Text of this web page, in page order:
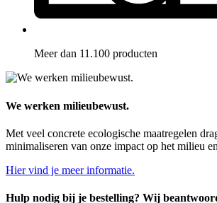
Meer dan 11.100 producten
We werken milieubewust.
Met veel concrete ecologische maatregelen
minimaliseren van onze impact op het milieu
Hier vind je meer informatie.
Hulp nodig bij je bestelling? Wij